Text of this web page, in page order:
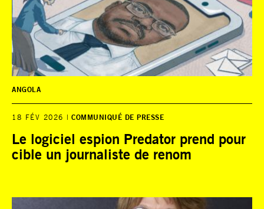
ANGOLA
18 FÉV 2026 COMMUNIQUÉ DE PRESSE
Le logiciel espion Predator prend pour
cible un journaliste de renom